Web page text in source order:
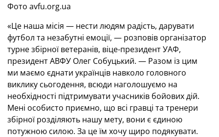
Фото avfu.org.ua
«Це наша місія — нести людям радість, дарувати
футбол та незабутні емоції, — розповів організатор
турне збірної ветеранів, віце-президент УАФ,
президент АВФУ Олег Собуцький. — Разом із цим
ми маємо єднати українців навколо головного
виклику сьогодення, всюди наголошуємо на
необхідності підтримувати учасників бойових дій.
Мені особисто приємно, що всі гравці та тренери
збірної розділяють нашу мету, вони є єдиною
потужною силою. За це їм хочу щиро подякувати.